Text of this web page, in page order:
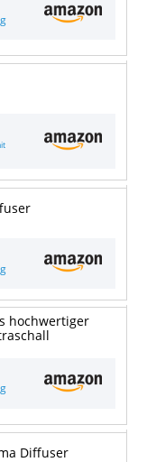
hochwertiger
Diffuser